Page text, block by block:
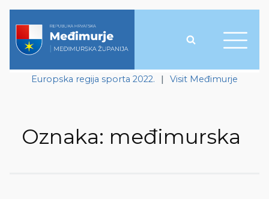
Europska regija sporta 2022. | Visit Međimurje
Oznaka: međimurska